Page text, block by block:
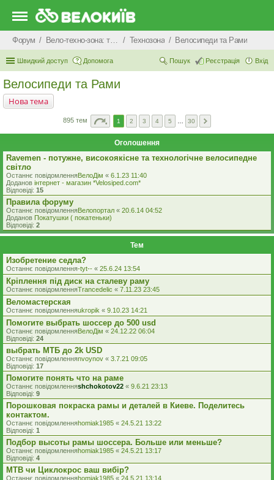
Форум Вело-техно-зона: технічні питання та консультації Технозона Велосипеди та Рами
Швидкий доступ Допомога Вхід
Реєстрація
Пошук
Велосипеди та Рами
Нова тема
895 тем 1 2 3 4 5 30
Оголошення
Ravemen - потужне, високоякісне та технологічне велосипедне
світло
Останнє повідомленняВелоДім « 6.1.23 11:40
Доданов iнтернет - магазин *Velosiped.com*
Відповіді: 15
Правила форуму
Останнє повідомленняВелопортал « 20.6.14 04:52
Доданов Покатушки ( покатеньки)
Відповіді: 2
Тем
Изобретение седла?
Останнє повідомлення-tyt-- « 25.6.24 13:54
Кріплення під диск на сталеву раму
Останнє повідомленняTrancedelic « 7.11.23 23:45
Веломастерская
Останнє повідомленняukropik « 9.10.23 14:21
Помогите выбрать шоссер до 500 usd
Останнє повідомленняВелоДім « 24.12.22 06:04
Відповіді: 24
выбрать МТБ до 2k USD
Останнє повідомленняnvoynov « 3.7.21 09:05
Відповіді: 17
Помогите понять что на раме
Останнє повідомленняshchokotov22 « 9.6.21 23:13
Відповіді: 9
Порошковая покраска рамы и деталей в Киеве. Поделитесь
контактом.
Останнє повідомленняhomiak1985 « 24.5.21 13:22
Відповіді: 1
Подбор высоты рамы шоссера. Больше или меньше?
Останнє повідомленняhomiak1985 « 24.5.21 13:17
Відповіді: 4
МТВ чи Циклокрос ваш вибір?
Останнє повідомленняhomiak1985 « 24.5.21 13:14